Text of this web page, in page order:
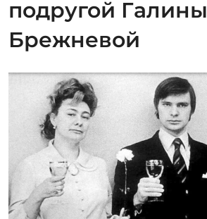
подругой Галины
Брежневой